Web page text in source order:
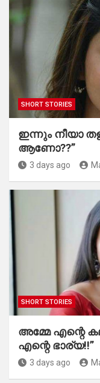
SHORT STORIES
ഇന്നും നീയാ
ആണോ??”
3 days ago
SHORT STORIES
അമ്മേ എന്റെ
എന്റെ ഭാര്യ!!”
3 days ago